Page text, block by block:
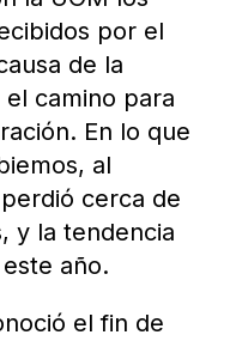
por el
de la
camino para
En lo que
al
cerca de
y la tendencia
año.
el fin de